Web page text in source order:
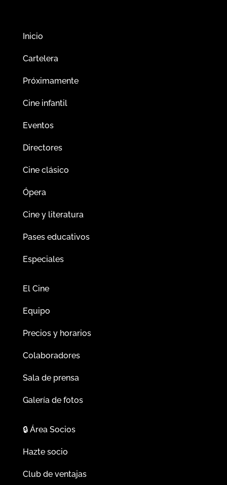
Inicio
Cartelera
Próximamente
Cine infantil
Eventos
Directores
Cine clásico
Ópera
Cine y literatura
Pases educativos
Especiales
El Cine
Equipo
Precios y horarios
Colaboradores
Sala de prensa
Galería de fotos
🔒Área Socios
Hazte socio
Club de ventajas